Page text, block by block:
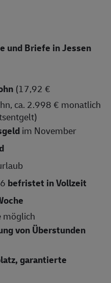
und Briefe in Jessen
(17,92 €
ca. 2.998 € monatlich
im November
befristet in Vollzeit
möglich
von Überstunden
garantierte